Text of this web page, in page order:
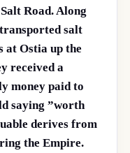
Road. Along
salt
at Ostia up the
received a
money paid to
saying ”worth
derives from
the Empire.